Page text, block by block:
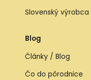
Slovenský výrobca
Blog
Články / Blog
Čo do pôrodnice